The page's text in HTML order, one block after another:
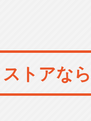
トアなら